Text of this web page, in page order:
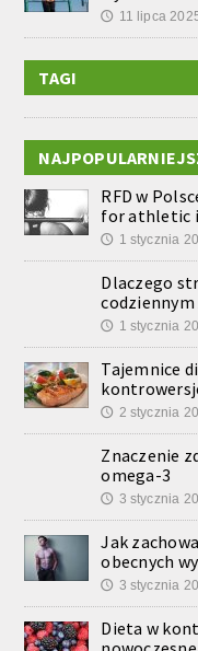
🕔 11 lipca
TAGI
RFD w
for athletic
🕔 1 stycznia
Dlaczego
codziennym
🕔 1 stycznia
Tajemnice
🕔 2 stycznia
Znaczenie
omega-3
🕔 3 stycznia
Jak
obecnych
🕔 3 stycznia
Dieta w